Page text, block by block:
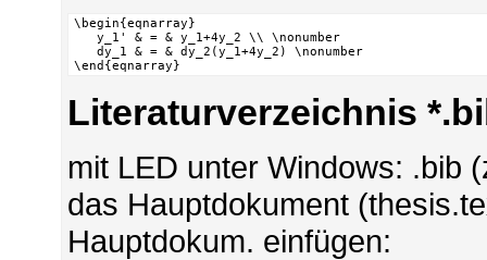
\begin{eqnarray}
   y_1' & = & y_1+4y_2 \\ \nonumber
   dy_1 & = & dy_2(y_1+4y_2) \nonumber
\end{eqnarray}
Literaturverzeichnis
mit LED unter Windows: .bib
das Hauptdokument
Hauptdokum. einfügen: